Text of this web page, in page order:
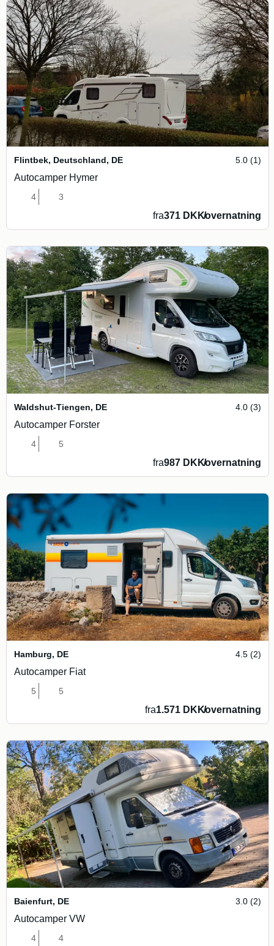
Flintbek, Deutschland, DE 5.0 (1)
Autocamper Hymer
4 3
fra371 DKK/overnatning
Waldshut-Tiengen, DE 4.0 (3)
Autocamper Forster
4 5
fra987 DKK/overnatning
Hamburg, DE 4.5 (2)
Autocamper Fiat
5 5
fra1.571 DKK/overnatning
Baienfurt, DE 3.0 (2)
Autocamper VW
4 4